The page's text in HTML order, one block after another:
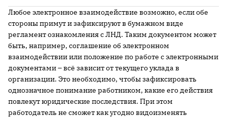
Любое электронное взаимодействие возможно, если обе
стороны примут и зафиксируют в бумажном виде
регламент ознакомления с ЛНД. Таким документом может
быть, например, соглашение об электронном
взаимодействии или положение по работе с электронными
документами – всё зависит от текущего уклада в
организации. Это необходимо, чтобы зафиксировать
однозначное понимание работником, какие его действия
повлекут юридические последствия. При этом
работодатель не сможет как угодно видоизменять